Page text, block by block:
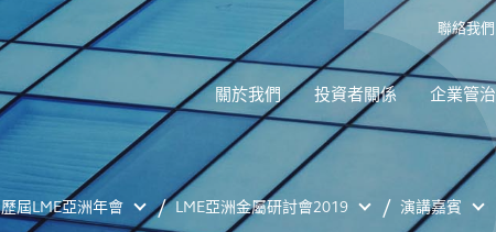
聯絡我們
關於我們 投資者關係 企業管治
歷屆LME亞洲年會 LME亞洲金屬研討會2019 演講嘉賓